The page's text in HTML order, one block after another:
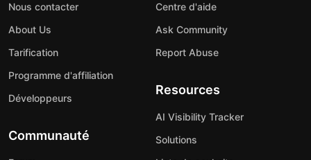
Nous contacter
About Us
Tarification
Programme d'affiliation
Développeurs
Communauté
Centre d'aide
Ask Community
Report Abuse
Resources
AI Visibility Tracker
Solutions